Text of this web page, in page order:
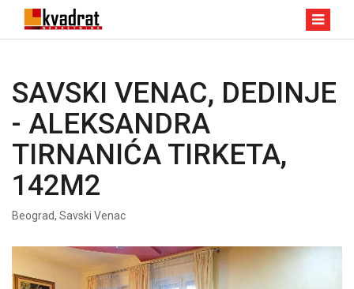
SAVSKI VENAC, DEDINJE
- ALEKSANDRA
TIRNANIĆA TIRKETA,
142M2
Beograd, Savski Venac